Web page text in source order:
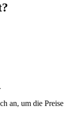
an, um die Preise